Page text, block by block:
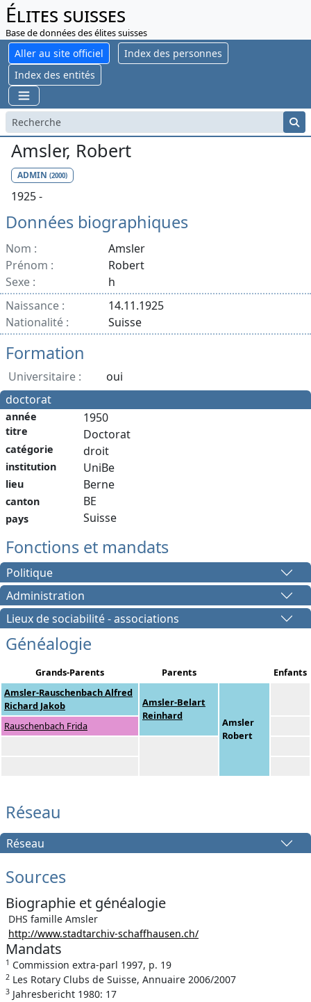
Élites suisses
Base de données des élites suisses
Aller au site officiel
Index des personnes
Index des entités
Amsler, Robert
ADMIN (2000)
1925 -
Données biographiques
Nom :
Amsler
Prénom :
Robert
Sexe :
h
Naissance :
14.11.1925
Nationalité :
Suisse
Formation
Universitaire :
oui
doctorat
année
titre
catégorie
institution
lieu
canton
pays
1950
Doctorat
droit
UniBe
Berne
BE
Suisse
Fonctions et mandats
Politique
Administration
Lieux de sociabilité - associations
Généalogie
Grands-Parents Parents
Enfants
Amsler-Rauschenbach Alfred
Richard Jakob
Amsler-Belart
Reinhard
Amsler
Robert
Rauschenbach Frida
Réseau
Réseau
Sources
Biographie et généalogie
DHS famille Amsler
http://www.stadtarchiv-schaffhausen.ch/
Mandats
1 Commission extra-parl 1997, p. 19
2 Les Rotary Clubs de Suisse, Annuaire 2006/2007
3 Jahresbericht 1980: 17